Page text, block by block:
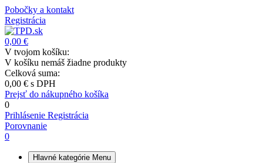
Pobočky a kontakt
Registrácia
0,00 €
V tvojom košíku:
V košíku nemáš žiadne produkty
Celková suma:
0,00 € s DPH
Prejsť do nákupného košíka
0
Prihlásenie Registrácia
Porovnanie
0
Hlavné kategórie Menu